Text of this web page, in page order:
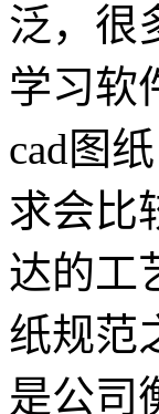
泛，很
学习软
cad图
求会比
达的工
纸规范
是公司